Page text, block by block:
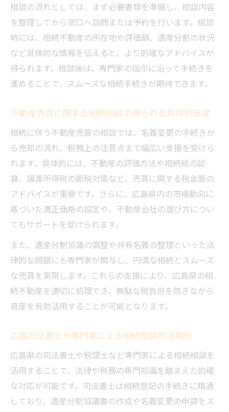
相談の流れとしては、まず必要書類を準備し、相談内容
を整理してから窓口へ訪問または予約を行います。相談
時には、相続不動産の所在地や評価額、遺産分割の状況
など具体的な情報を伝えると、より的確なアドバイスが
得られます。相談後は、専門家の指示に沿って手続きを
進めることで、スムーズな相続手続きが期待できます。
不動産売買に関する相続相談で得られる具体的支援
相続に伴う不動産売買の相談では、名義変更の手続きか
ら売却の流れ、税務上の注意点まで幅広い支援を受けら
れます。具体的には、不動産の評価方法や相続税の試
算、譲渡所得税の節税対策など、売買に関する税金面の
アドバイスが重要です。さらに、広島県内の市場動向に
基づいた適正価格の設定や、不動産会社の選び方につい
てもサポートを受けられます。
また、遺産分割協議の調整や共有名義の整理といった法
律的な問題にも専門家が関与し、円満な相続とスムーズ
な売買を実現します。これらの支援により、広島県の相
続不動産を適切に処理でき、無駄な税負担を防ぎながら
資産を有効活用することが可能となります。
広島司法書士や専門家による相続相談の活用術
広島県の司法書士や税理士など専門家による相続相談を
活用することで、法律や税務の専門知識を踏まえた的確
な対応が可能です。司法書士は相続登記の手続きに精通
しており、遺産分割協議書の作成や名義変更の申請をス